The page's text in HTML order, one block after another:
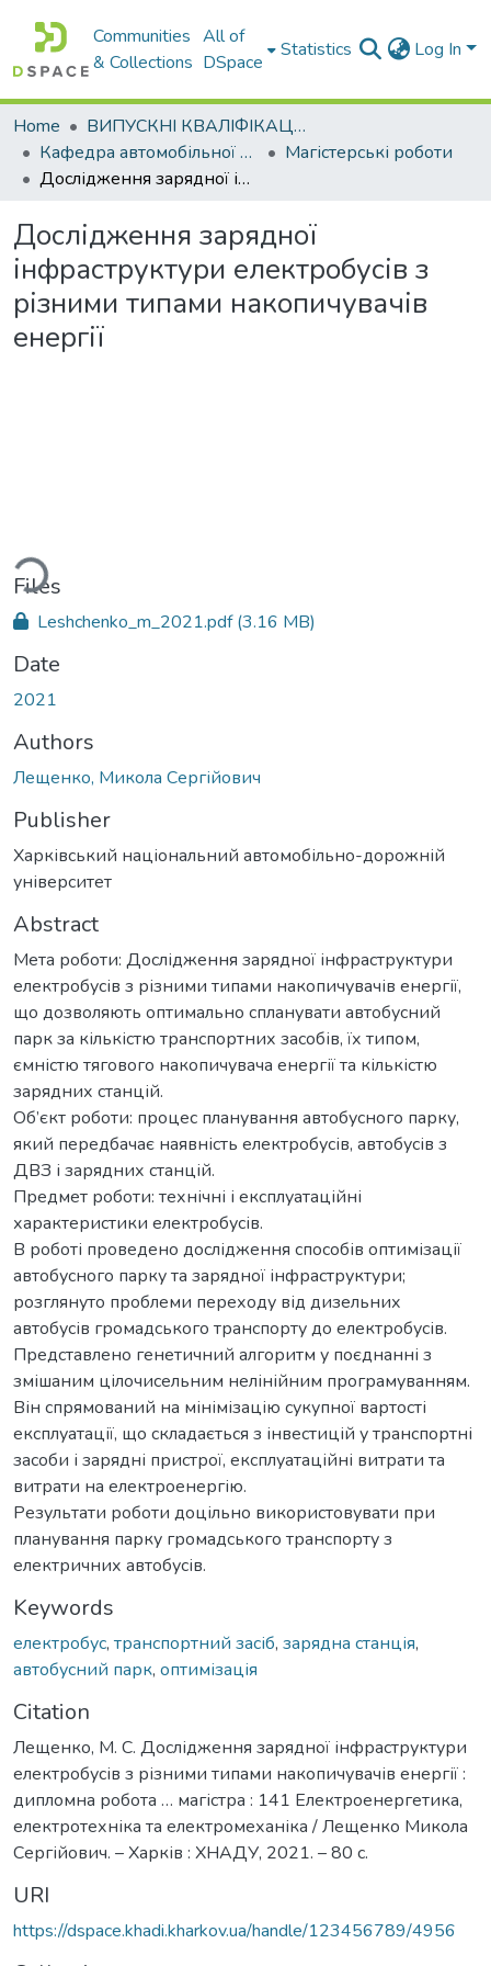
Communities
& Collections
All of
DSpace
Statistics Log In
Home
ВИПУСКНІ КВАЛІФІКАЦІЙНІ РОБОТИ
Кафедра автомобільної електроніки
Магістерські роботи
Дослідження зарядної інфраструктури електробусів з різними типами накопичувачів енергії
Дослідження зарядної
інфраструктури електробусів з
різними типами накопичувачів
енергії
Files
Leshchenko_m_2021.pdf(3.16 MB)
Date
2021
Authors
Лещенко, Микола Сергійович
Publisher
Харківський національний автомобільно-дорожній
університет
Abstract
Мета роботи: Дослідження зарядної інфраструктури
електробусів з різними типами накопичувачів енергії,
що дозволяють оптимально спланувати автобусний
парк за кількістю транспортних засобів, їх типом,
ємністю тягового накопичувача енергії та кількістю
зарядних станцій.
Об’єкт роботи: процес планування автобусного парку,
який передбачає наявність електробусів, автобусів з
ДВЗ і зарядних станцій.
Предмет роботи: технічні і експлуатаційні
характеристики електробусів.
В роботі проведено дослідження способів оптимізації
автобусного парку та зарядної інфраструктури;
розглянуто проблеми переходу від дизельних
автобусів громадського транспорту до електробусів.
Представлено генетичний алгоритм у поєднанні з
змішаним цілочисельним нелінійним програмуванням.
Він спрямований на мінімізацію сукупної вартості
експлуатації, що складається з інвестицій у транспортні
засоби і зарядні пристрої, експлуатаційні витрати та
витрати на електроенергію.
Результати роботи доцільно використовувати при
планування парку громадського транспорту з
електричних автобусів.
Keywords
електробус, транспортний засіб, зарядна станція,
автобусний парк, оптимізація
Citation
Лещенко, М. С. Дослідження зарядної інфраструктури
електробусів з різними типами накопичувачів енергії :
дипломна робота … магістра : 141 Електроенергетика,
електротехніка та електромеханіка / Лещенко Микола
Сергійович. – Харків : ХНАДУ, 2021. – 80 с.
URI
https://dspace.khadi.kharkov.ua/handle/123456789/4956